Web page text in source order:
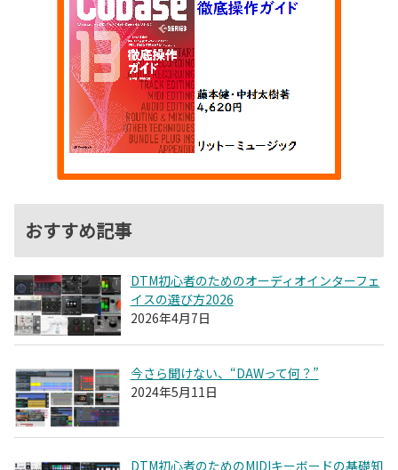
おすすめ記事
DTM初心者のためのオーディオインターフェ
イスの選び方2026
2026年4月7日
今さら聞けない、“DAWって何？”
2024年5月11日
DTM初心者のためのMIDIキーボードの基礎知